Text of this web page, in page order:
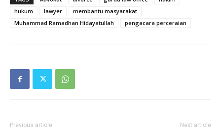
hukum
lawyer
membantu masyarakat
Muhammad Ramadhan Hidayatullah
pengacara perceraian
Previous article Next article